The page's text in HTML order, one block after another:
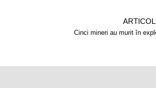
Cinci mineri au murit în